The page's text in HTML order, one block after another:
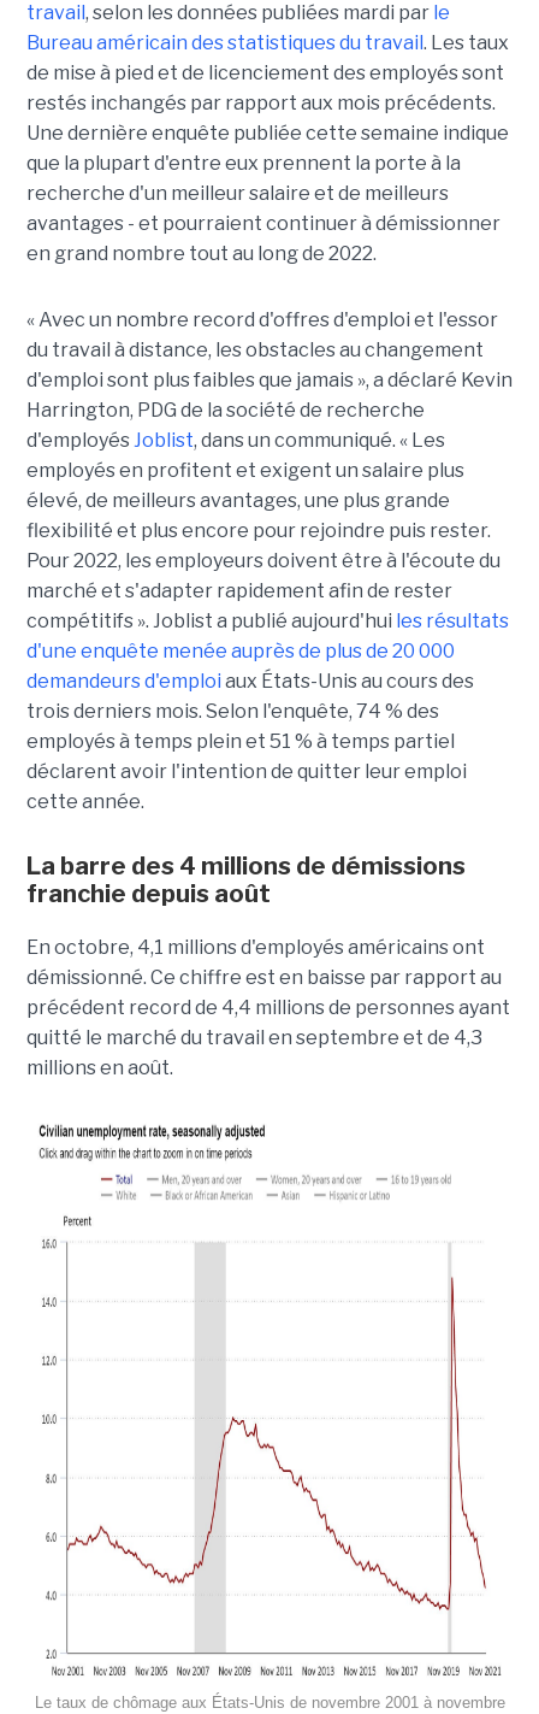
travail , selon les données publiées mardi par le
Bureau américain des statistiques du travail . Les taux
de mise à pied et de licenciement des employés sont
restés inchangés par rapport aux mois précédents.
Une dernière enquête publiée cette semaine indique
que la plupart d'entre eux prennent la porte à la
recherche d'un meilleur salaire et de meilleurs
avantages - et pourraient continuer à démissionner
en grand nombre tout au long de 2022.
« Avec un nombre record d'offres d'emploi et l'essor
du travail à distance, les obstacles au changement
d'emploi sont plus faibles que jamais », a déclaré Kevin
Harrington, PDG de la société de recherche
d'employésJoblist, dans un communiqué. « Les
employés en profitent et exigent un salaire plus
élevé, de meilleurs avantages, une plus grande
flexibilité et plus encore pour rejoindre puis rester.
Pour 2022, les employeurs doivent être à l'écoute du
marché et s'adapter rapidement afin de rester
compétitifs ». Joblist a publié aujourd'hui les résultats
d'une enquête menée auprès de plus de 20 000
demandeurs d'emploi aux États-Unis au cours des
trois derniers mois. Selon l'enquête, 74 % des
employés à temps plein et 51 % à temps partiel
déclarent avoir l'intention de quitter leur emploi
cette année.
La barre des 4 millions de démissions
franchie depuis août
En octobre, 4,1 millions d'employés américains ont
démissionné. Ce chiffre est en baisse par rapport au
précédent record de 4,4 millions de personnes ayant
quitté le marché du travail en septembre et de 4,3
millions en août.
Le taux de chômage aux États-Unis de novembre 2001 à novembre